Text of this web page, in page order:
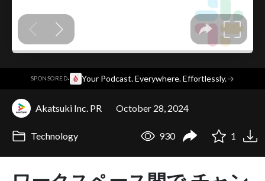
SPONSORED· Your Podcast. Everywhere. Effortlessly.→
Akatsuki Inc. PR October 28, 2024
Technology 930 1